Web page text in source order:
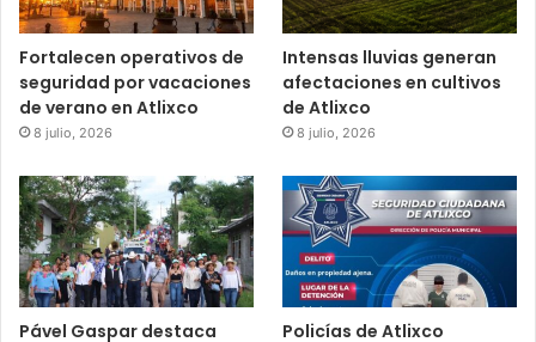
Fortalecen operativos de
seguridad por vacaciones
de verano en Atlixco
8 julio, 2026
Intensas lluvias generan
afectaciones en cultivos
de Atlixco
8 julio, 2026
Pável Gaspar destaca Policías de Atlixco